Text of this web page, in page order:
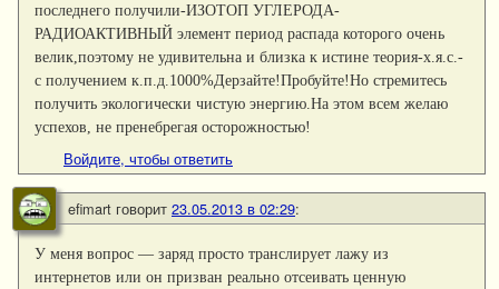
последнего получили-ИЗОТОП УГЛЕРОДА-
РАДИОАКТИВНЫЙ элемент период распада которого очень
велик,поэтому не удивительна и близка к истине теория-х.я.с.-
с получением к.п.д.1000%Дерзайте!Пробуйте!Но стремитесь
получить экологически чистую энергию.На этом всем желаю
успехов, не пренебрегая осторожностью!
Войдите, чтобы ответить
efimart говорит 23.05.2013 в 02:29:
У меня вопрос — заряд просто транслирует лажу из
интернетов или он призван реально отсеивать ценную